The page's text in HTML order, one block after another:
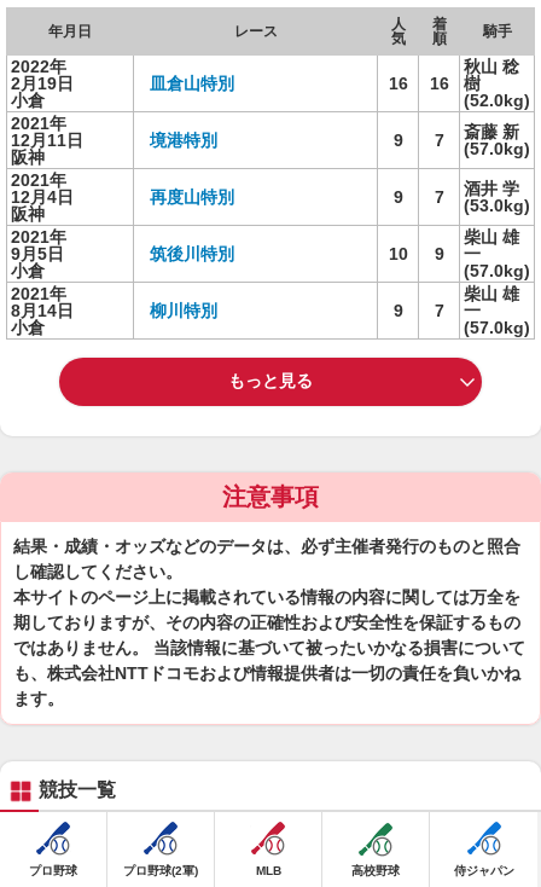
年月日 レース
人
気
着
順
騎手
2022年
2月19日
小倉
皿倉山特別 16 16
秋山 稔
樹
(52.0kg)
2021年
12月11日
阪神
境港特別 9 7
斎藤 新
(57.0kg)
2021年
12月4日
阪神
再度山特別 9 7
酒井 学
(53.0kg)
2021年
9月5日
小倉
筑後川特別 10 9
柴山 雄
一
(57.0kg)
2021年
8月14日
小倉
柳川特別 9 7
柴山 雄
一
(57.0kg)
もっと見る
注意事項
結果・成績・オッズなどのデータは、必ず主催者発行のものと照合
し確認してください。
本サイトのページ上に掲載されている情報の内容に関しては万全を
期しておりますが、その内容の正確性および安全性を保証するもの
ではありません。 当該情報に基づいて被ったいかなる損害について
も、株式会社NTTドコモおよび情報提供者は一切の責任を負いかね
ます。
競技一覧
プロ野球 プロ野球(2軍) MLB 高校野球 侍ジャパン